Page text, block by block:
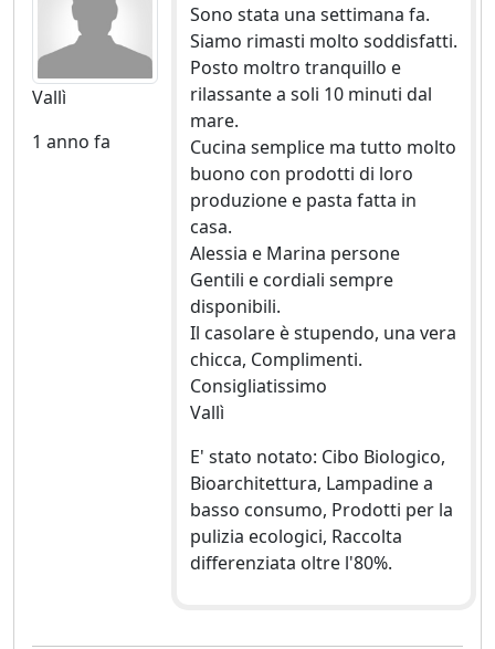
Vallì
1 anno fa
Sono stata una settimana fa.
Siamo rimasti molto soddisfatti.
Posto moltro tranquillo e
rilassante a soli 10 minuti dal
mare.
Cucina semplice ma tutto molto
buono con prodotti di loro
produzione e pasta fatta in
casa.
Alessia e Marina persone
Gentili e cordiali sempre
disponibili.
Il casolare è stupendo, una vera
chicca, Complimenti.
Consigliatissimo
Vallì
E' stato notato: Cibo Biologico,
Bioarchitettura, Lampadine a
basso consumo, Prodotti per la
pulizia ecologici, Raccolta
differenziata oltre l'80%.